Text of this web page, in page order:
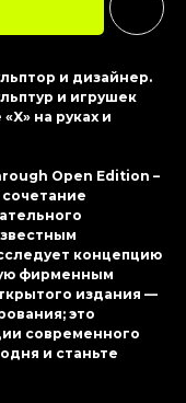
и дизайнер.
и игрушек
на руках и
Open Edition –
концепцию
фирменным
издания —
это
современного
и станьте